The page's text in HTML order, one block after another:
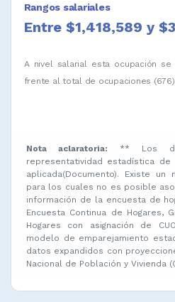
Rangos salariales
Entre $1,418,589 y
A nivel salarial esta ocupación
frente al total de ocupaciones
Nota aclaratoria:
** Los
representatividad estadística
aplicada(Documento). Existe
para los cuales no es posible
información de la encuesta de
Encuesta Continua de Hogares,
Hogares con asignación de
modelo de emparejamiento
datos expandidos con
Nacional de Población y Vivienda